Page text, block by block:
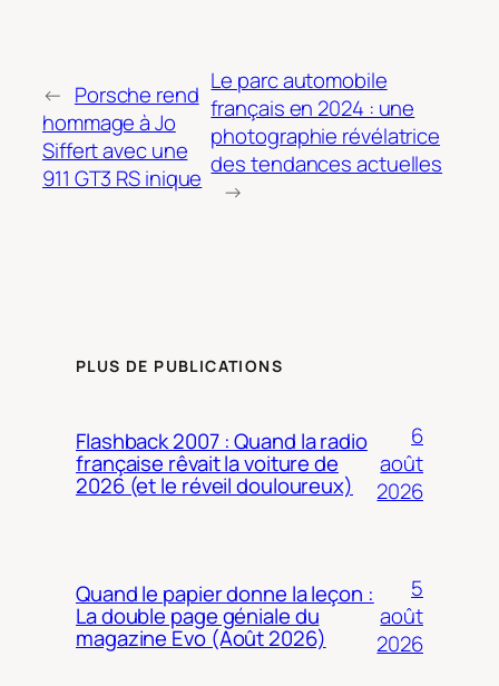
← Porsche rend
hommage à Jo
Siffert avec une
911 GT3 RS inique
Le parc automobile
français en 2024 : une
photographie révélatrice
des tendances actuelles
→
PLUS DE PUBLICATIONS
Flashback 2007 : Quand la radio
française rêvait la voiture de
2026 (et le réveil douloureux)
6
août
2026
Quand le papier donne la leçon :
La double page géniale du
magazine Evo (Août 2026)
5
août
2026